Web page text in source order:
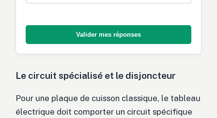
Valider mes réponses
Le circuit spécialisé et le disjoncteur
Pour une plaque de cuisson classique, le tableau
électrique doit comporter un circuit spécifique